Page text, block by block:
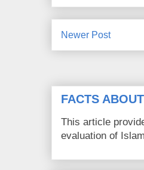
Newer Post
FACTS
This article
evaluation of